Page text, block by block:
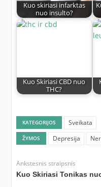
Kuo skiriasi infarktas
nuo insulto?
Kuo Skiriasi CBD nuo
THC?
KATEGORIJOS Sveikata
ŽYMOS Depresija
Ankstesnis straipsnis
Kuo Skiriasi Tonikas